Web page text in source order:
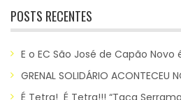
POSTS RECENTES
E o EC São José de Capão Novo
GRENAL SOLIDÁRIO ACONTECEU
É Tetra! É Tetra!!! “Taça